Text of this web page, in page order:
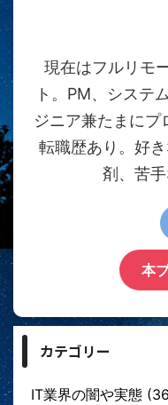
現在はフルリモ
ト。PM、システ
ジニア兼たまにプ
転職歴あり。好
剤、苦
本
カテゴリー
IT業界の闇や実態